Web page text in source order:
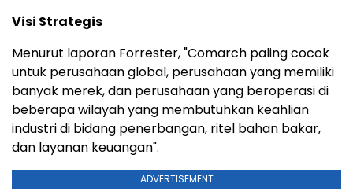
Visi Strategis
Menurut laporan Forrester, "Comarch paling cocok
untuk perusahaan global, perusahaan yang memiliki
banyak merek, dan perusahaan yang beroperasi di
beberapa wilayah yang membutuhkan keahlian
industri di bidang penerbangan, ritel bahan bakar,
dan layanan keuangan".
ADVERTISEMENT